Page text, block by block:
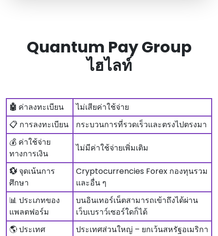
Quantum Pay Group
ไฮไลท์
🤖 ค่าลงทะเบียน
ไม่เสียค่าใช้จ่าย
📋 การลงทะเบียน
กระบวนการที่รวดเร็วและตรงไปตรงมา
💰 ค่าใช้จ่าย
ทางการเงิน
ไม่มีค่าใช้จ่ายเพิ่มเติม
💱 จุดเน้นการ
ศึกษา
Cryptocurrencies Forex กองทุนรวม
และอื่น ๆ
📊 ประเภทของ
แพลตฟอร์ม
บนอินเทอร์เน็ตสามารถเข้าถึงได้ผ่าน
เว็บเบราว์เซอร์ใดก็ได้
🌎 ประเทศ
ประเทศส่วนใหญ่ – ยกเว้นสหรัฐอเมริกา